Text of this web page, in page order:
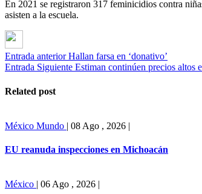
En 2021 se registraron 317 feminicidios contra
asisten a la escuela.
Entrada anterior Hallan farsa en ‘donativo’
Entrada Siguiente Estiman continúen precios altos
Related post
México Mundo | 08 Ago , 2026 |
EU reanuda inspecciones en Michoacán
México | 06 Ago , 2026 |